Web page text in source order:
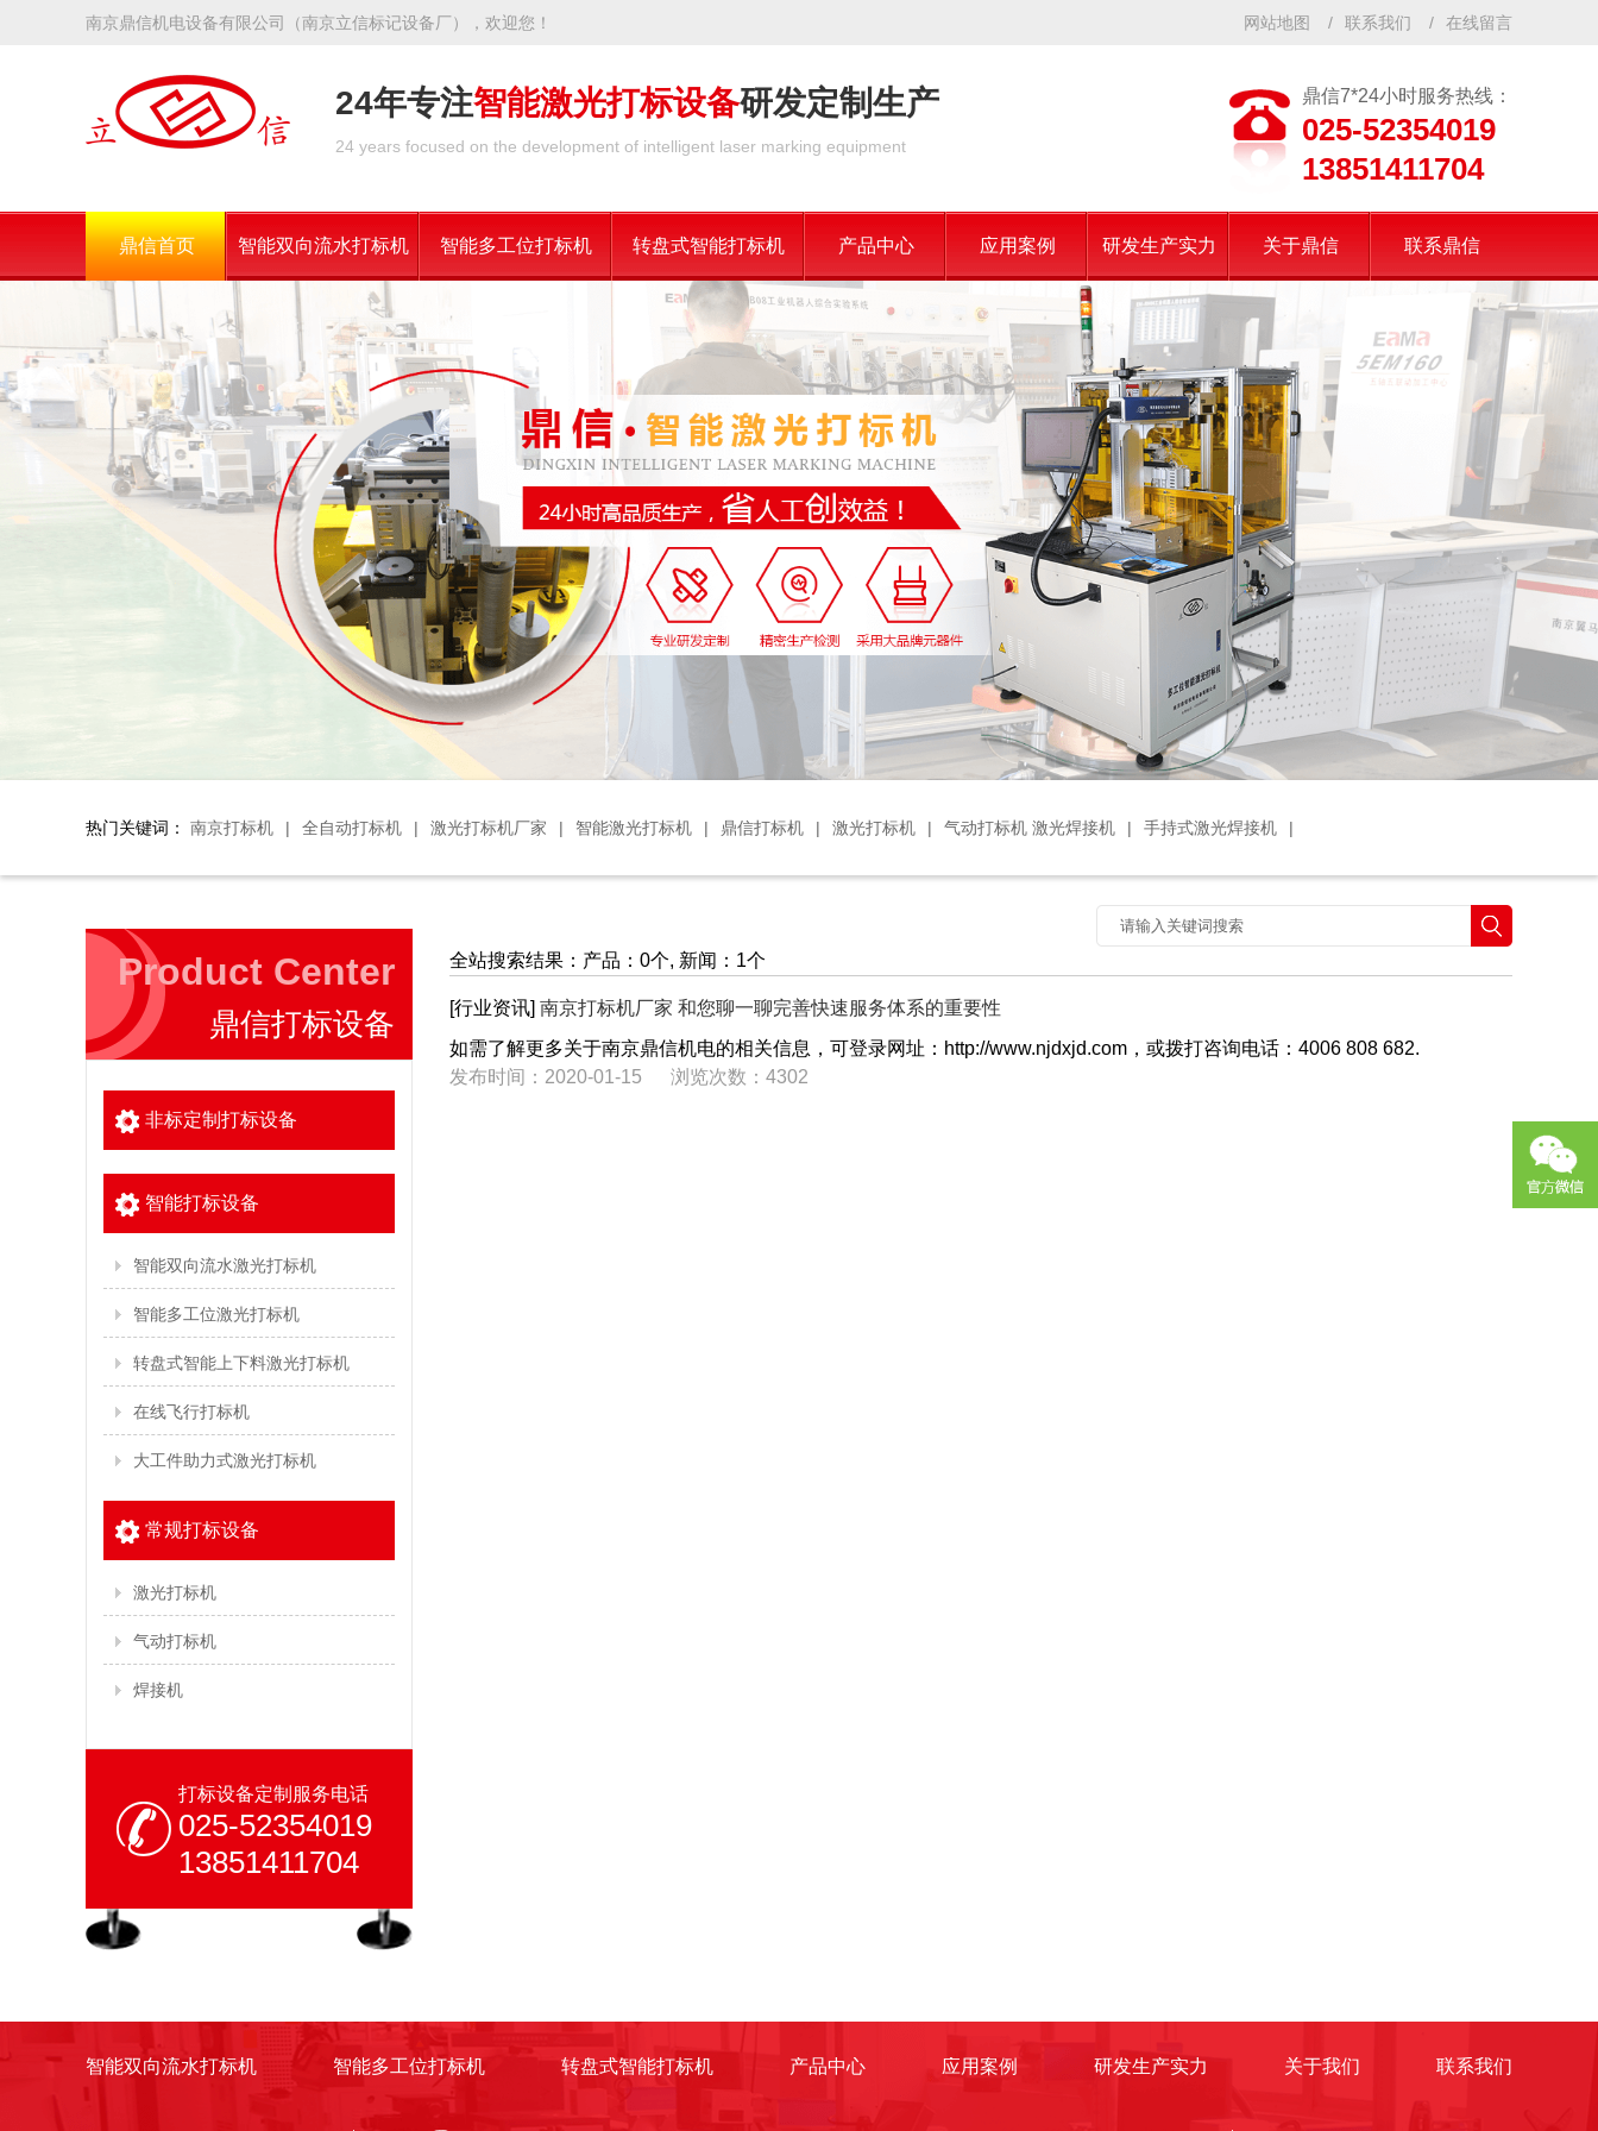
南京鼎信机电设备有限公司（南京立信标记设备厂），欢迎您！ 网站地图 / 联系我们 / 在线留言
24年专注智能激光打标设备研发定制生产
24 years focused on the development of intelligent laser marking equipment
鼎信7*24小时服务热线：
025-52354019
13851411704
鼎信首页 智能双向流水打标机 智能多工位打标机 转盘式智能打标机 产品中心 应用案例 研发生产实力 关于鼎信 联系鼎信
热门关键词： 南京打标机 | 全自动打标机 | 激光打标机厂家 | 智能激光打标机 | 鼎信打标机 | 激光打标机 | 气动打标机 激光焊接机 | 手持式激光焊接机 |
Product Center
鼎信打标设备
非标定制打标设备
智能打标设备
智能双向流水激光打标机
智能多工位激光打标机
转盘式智能上下料激光打标机
在线飞行打标机
大工件助力式激光打标机
常规打标设备
激光打标机
气动打标机
焊接机
打标设备定制服务电话
025-52354019
13851411704
全站搜索结果：产品：0个, 新闻：1个
[行业资讯] 南京打标机厂家 和您聊一聊完善快速服务体系的重要性
如需了解更多关于南京鼎信机电的相关信息，可登录网址：http://www.njdxjd.com，或拨打咨询电话：4006 808 682.
发布时间：2020-01-15
浏览次数：4302
智能双向流水打标机 智能多工位打标机 转盘式智能打标机 产品中心 应用案例 研发生产实力 关于我们 联系我们